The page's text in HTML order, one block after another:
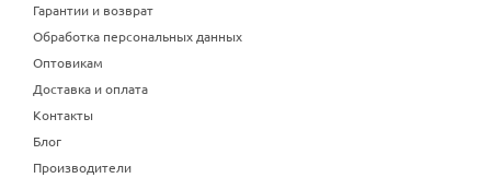
Гарантии и возврат
Обработка персональных данных
Оптовикам
Доставка и оплата
Контакты
Блог
Производители